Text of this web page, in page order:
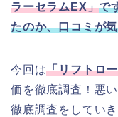
ラーセラムEX」で
たのか、口コミが
今回は「リフトロ
価を徹底調査！悪
徹底調査をしてい